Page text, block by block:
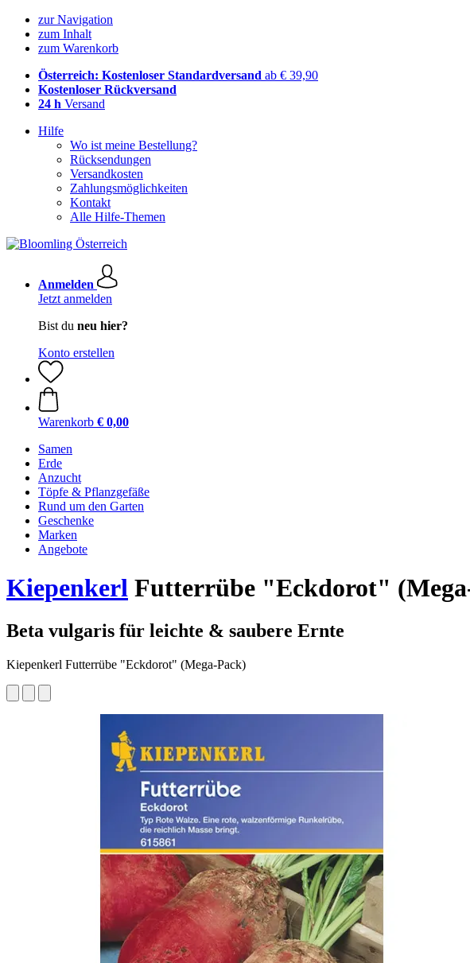
zur Navigation
zum Inhalt
zum Warenkorb
Österreich: Kostenloser Standardversand ab € 39,90
Kostenloser Rückversand
24 h Versand
Hilfe
Wo ist meine Bestellung?
Rücksendungen
Versandkosten
Zahlungsmöglichkeiten
Kontakt
Alle Hilfe-Themen
Anmelden
Jetzt anmelden
Bist du neu hier?
Konto erstellen
Warenkorb € 0,00
Samen
Erde
Anzucht
Töpfe & Pflanzgefäße
Rund um den Garten
Geschenke
Marken
Angebote
Kiepenkerl Futterrübe "Eckdorot"
Beta vulgaris für leichte & saubere Ernte
Kiepenkerl Futterrübe "Eckdorot" (Mega-Pack)